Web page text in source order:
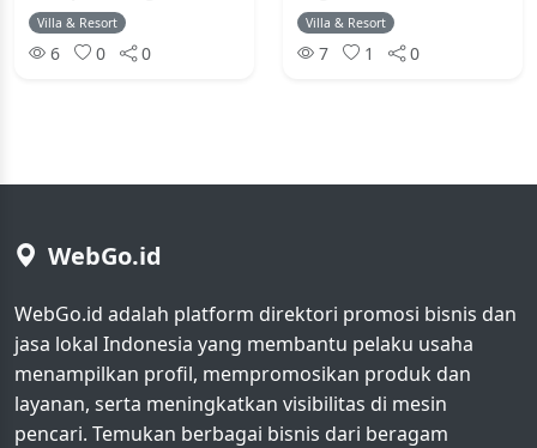
Villa & Resort
6 0 0
Villa & Resort
7 1 0
WebGo.id
WebGo.id adalah platform direktori promosi bisnis dan
jasa lokal Indonesia yang membantu pelaku usaha
menampilkan profil, mempromosikan produk dan
layanan, serta meningkatkan visibilitas di mesin
pencari. Temukan berbagai bisnis dari beragam